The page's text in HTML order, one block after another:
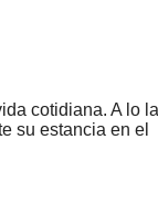
cotidiana. A lo
su estancia en el